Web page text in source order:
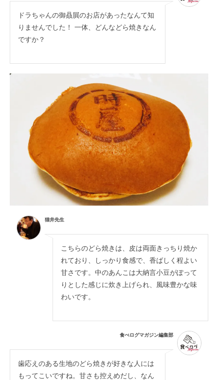
ドラちゃんの御贔屓のお店があったなんて知
りませんでした！ 一体、どんなどら焼きなん
ですか？
猫井先生
こちらのどら焼きは、皮は両面きっちり焼か
れており、しっかり食感で、香ばしく程よい
甘さです。中のあんこは大納言小豆がぽって
りとした感じに炊き上げられ、風味豊かな味
わいです。
食べログマガジン編集部
歯応えのある生地のどら焼きが好きな人には
もってこいですね。甘さも控えめだし、なん